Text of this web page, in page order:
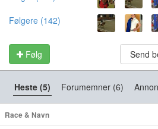
Følgere (142)
Følg Send
Heste (5) Forumemner (6)
Race & Navn